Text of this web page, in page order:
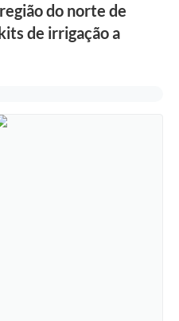
do norte de
de irrigação a